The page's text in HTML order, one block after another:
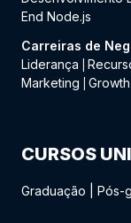
End Node.js
Carreiras de
Liderança
Marketing
CURSOS
Graduação Pós-